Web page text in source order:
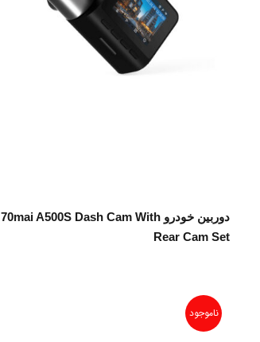
اطلاعات بیشتر
دوربین خودرو 70mai A500S Dash Cam With
Rear Cam Set
ناموجود